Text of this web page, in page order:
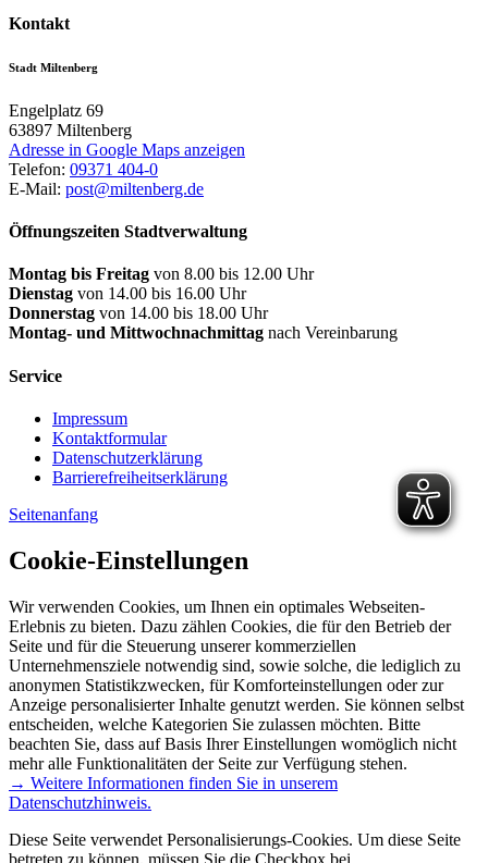
Kontakt
Stadt Miltenberg
Engelplatz 69
63897 Miltenberg
Adresse in Google Maps anzeigen
Telefon: 09371 404-0
E-Mail: post@miltenberg.de
Öffnungszeiten Stadtverwaltung
Montag bis Freitag von 8.00 bis 12.00 Uhr
Dienstag von 14.00 bis 16.00 Uhr
Donnerstag von 14.00 bis 18.00 Uhr
Montag- und Mittwochnachmittag nach Vereinbarung
Service
Impressum
Kontaktformular
Datenschutzerklärung
Barrierefreiheitserklärung
Seitenanfang
Cookie-Einstellungen
Wir verwenden Cookies, um Ihnen ein optimales Webseiten-
Erlebnis zu bieten. Dazu zählen Cookies, die für den Betrieb der
Seite und für die Steuerung unserer kommerziellen
Unternehmensziele notwendig sind, sowie solche, die lediglich zu
anonymen Statistikzwecken, für Komforteinstellungen oder zur
Anzeige personalisierter Inhalte genutzt werden. Sie können selbst
entscheiden, welche Kategorien Sie zulassen möchten. Bitte
beachten Sie, dass auf Basis Ihrer Einstellungen womöglich nicht
mehr alle Funktionalitäten der Seite zur Verfügung stehen.
→ Weitere Informationen finden Sie in unserem
Datenschutzhinweis.
Diese Seite verwendet Personalisierungs-Cookies. Um diese Seite
betreten zu können, müssen Sie die Checkbox bei